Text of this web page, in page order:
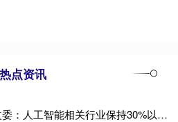
热点资讯
配资在线炒股配资 国家发改委：人工智能相关行业保持30%以上高增长